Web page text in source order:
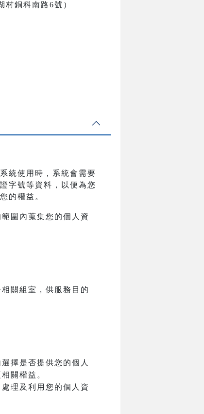
銅科南路6號）
統使用時，系統會需要
字號等資料，以便為您
的權益。
圍內蒐集您的個人資
關組室，供服務目的
擇是否提供您的個人
關權益。
理及利用您的個人資